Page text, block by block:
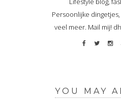
Persoonlijke
veel meer. Mail mij!
YOU MAY